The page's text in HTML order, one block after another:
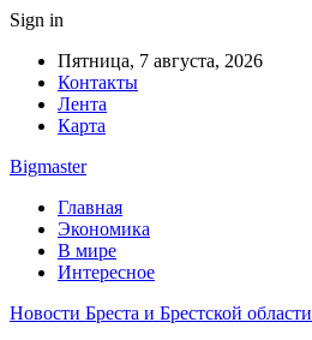
Sign in
Пятница, 7 августа, 2026
Контакты
Лента
Карта
Bigmaster
Главная
Экономика
В мире
Интересное
Новости Бреста и Брестской области